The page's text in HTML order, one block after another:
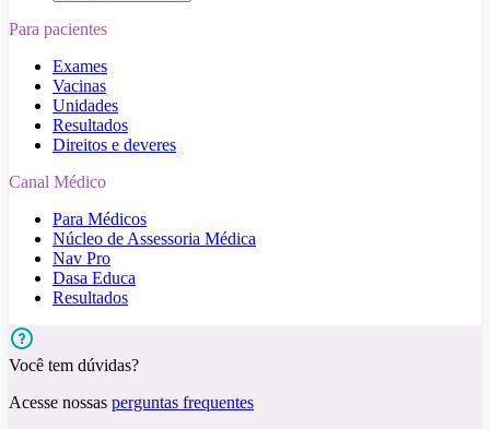
Para pacientes
Exames
Vacinas
Unidades
Resultados
Direitos e deveres
Canal Médico
Para Médicos
Núcleo de Assessoria Médica
Nav Pro
Dasa Educa
Resultados
Você tem dúvidas?
Acesse nossas perguntas frequentes